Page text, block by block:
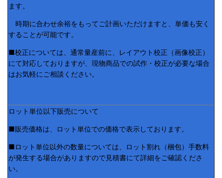
ます。
時期に合わせ余裕をもってご計画いただけますと、単価も安く
することが可能です。
■校正については、通常量産前に、レイアウト校正（画像校正）
にて対応しておりますが、現物商品での試作・校正が必要な場合
はお気軽にご相談ください。
ロット単位以下販売について
■販売価格は、ロット単位での価格で表示しております。
■ロット単位以外の数量については、ロット割れ（梱包）手数料
が発生する場合がありますので見積書にて詳細をご確認くださ
い。